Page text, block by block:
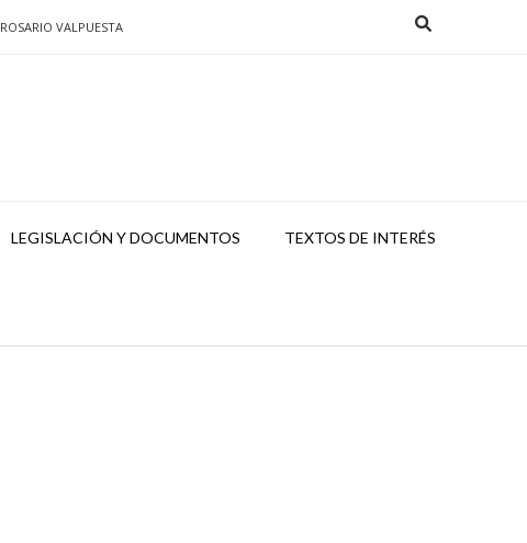
ROSARIO VALPUESTA
LEGISLACIÓN Y DOCUMENTOS TEXTOS DE INTERÉS